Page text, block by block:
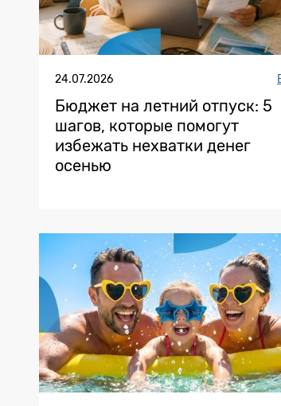
24.07.2026
Бюджет на летний отпуск: 5
шагов, которые помогут
избежать нехватки денег
осенью